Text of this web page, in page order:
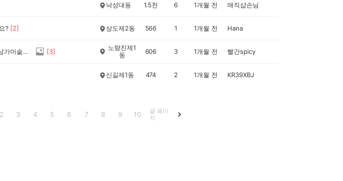
낙성대동 1.5천 6 1개월 전 매직샵손님
? [2] 상도제2동 566 1 1개월 전 Hana
푸짐하고 가성비를 담은 동작구 맛집 / 삼삼가마솥돈까스 소개해요. [3]
노량진제1
동
606 3 1개월 전 빨간spicy
신길제1동 474 2 1개월 전 KR39XBJ
2 3 4 5 6 7 8 9 10
끝 페이
지